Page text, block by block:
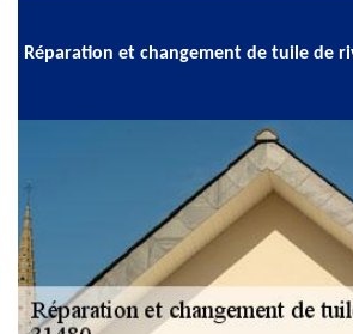
Réparation et changement de tuile de